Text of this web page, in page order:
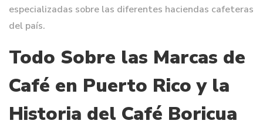
especializadas sobre las diferentes haciendas cafeteras
del país.
Todo Sobre las Marcas de
Café en Puerto Rico y la
Historia del Café Boricua